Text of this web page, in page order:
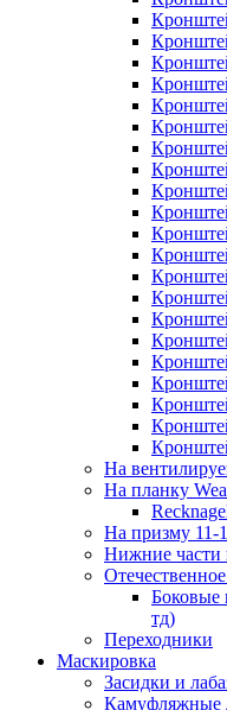
На
На планку
На призму 11-
Нижние части
Боковые
тд)
Переходники
Маскировка
Засидки и
Камуфляжные